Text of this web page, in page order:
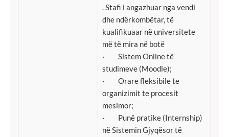
. Stafi i angazhuar nga vendi
dhe ndërkombëtar, të
kualifikuaar në universitete
më të mira në botë
· Sistem Online të
studimeve (Moodle);
· Orare fleksibile te
organizimit te procesit
mesimor;
· Punë pratike (Internship)
në Sistemin Gjyqësor të